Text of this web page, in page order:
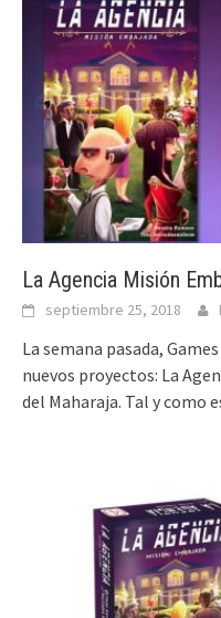
La Agencia Misión
septiembre 25, 2018
La semana pasada,
nuevos proyectos: La
del Maharaja. Tal y como